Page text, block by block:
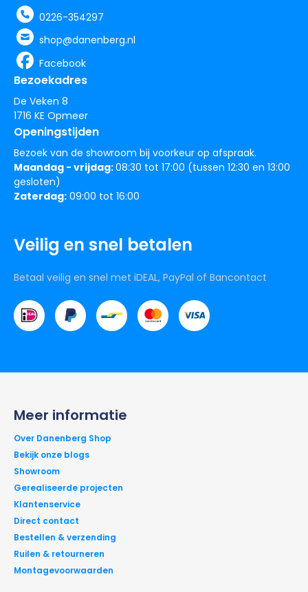
0226-354297
shop@danenberg.nl
Facebook
Bezoekadres
De Veken 8
1716 KE Opmeer
Openingstijden
Bezoek van de showroom bij voorkeur op afspraak.
Maandag - vrijdag:08:30 tot 17:00 (tussen 12:30 en 13:00
gesloten)
Zaterdag: 09:00 tot 16:00
Veilig en snel betalen
Betaal veilig en snel met iDEAL, PayPal of Bancontact
Meer informatie
Over Danenberg Shop
Bekijk onze blogs
Showroom
Gerealiseerde projecten
Klantenservice
Direct contact
Bestellen & verzending
Ruilen & retourneren
Montagevoorwaarden